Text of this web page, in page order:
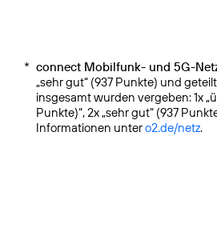
* connect Mobilfunk- und 5G-
„sehr gut“ (937 Punkte) und
insgesamt wurden vergeben: 1x
Punkte)“, 2x „sehr gut“ (937
Informationen untero2.de/netz.